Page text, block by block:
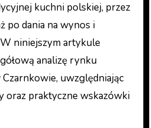
kuchni polskiej, przez
po dania na wynos i
niniejszym artykule
analizę rynku
uwzględniając
oraz praktyczne wskazówki